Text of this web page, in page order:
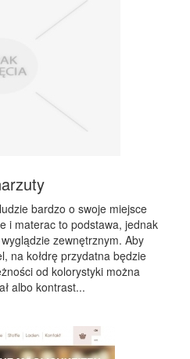
bardzo o swoje miejsce
i materac to podstawa, jednak
zewnętrznym. Aby
na kołdrę przydatna będzie
od kolorystyki można
albo kontrast...